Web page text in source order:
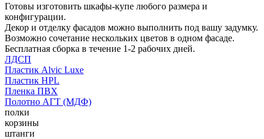
Готовы изготовить шкафы-купе любого размера и
конфигурации.
Декор и отделку фасадов можно выполнить под вашу задумку.
Возможно сочетание нескольких цветов в одном фасаде.
Бесплатная сборка в течение 1-2 рабочих дней.
ЛДСП
Пластик Alvic Luxe
Пластик HPL
Пленка ПВХ
Полотно АГТ (МДФ)
полки
корзины
штанги